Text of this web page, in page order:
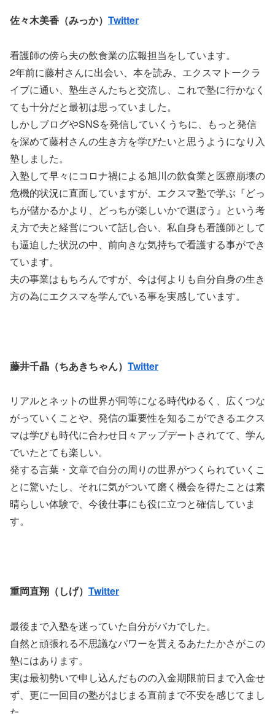
佐々木美香（みっか） Twitter
看護師の傍ら夫の飲食業の広報担当をしています。
2年前に藤村さんに出会い、本を読み、エクスマトークラ
イブに通い、塾生さんたちと交流し、これで塾に行かなく
ても十分だと最初は思っていました。
しかしブログやSNSを発信していくうちに、もっと発信
を深めて藤村さんの生き方を学びたいと思うようになり入
塾しました。
入塾して早々にコロナ禍による旭川の飲食業と医療崩壊の
危機的状況に直面していますが、エクスマ塾で学ぶ『どっ
ちが儲かるかより、どっちが楽しいかで選ぼう』という考
え方で夫と経営について話し合い、私自身も看護師として
も逼迫した状況の中、前向きな気持ちで看護する事ができ
ています。
夫の事業はもちろんですが、今は何よりも自分自身の生き
方の為にエクスマを学んでいる事を実感しています。
藤井千晶（ちあきちゃん） Twitter
リアルとネットの世界が同等になる時代ゆるく、広くつな
がっていくことや、発信の重要性を知るこができるエクス
マは学びも時代に合わせ日々アップデートされてて、学ん
でいたとても楽しい。
発する言葉・文章で自分の周りの世界がつくられていくこ
とに驚いたし、それに気がついて磨く機会を得たことは素
晴らしい体験で、今後仕事にも役に立つと確信していま
す。
重岡直翔（しげ） Twitter
最後まで入塾を迷っていた自分がバカでした。
自然と頑張れる不思議なパワーを貰えるあたたかさがこの
塾にはあります。
実は最初勢いで申し込んだものの入金期限前日まで入金せ
ず、更に一回目の塾がはじまる直前まで不安を感じてまし